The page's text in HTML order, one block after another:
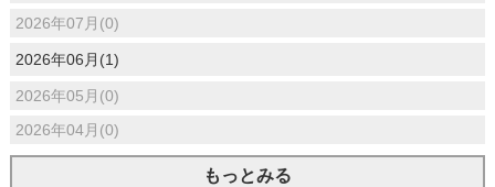
2026年07月(0)
2026年06月(1)
2026年05月(0)
2026年04月(0)
もっとみる